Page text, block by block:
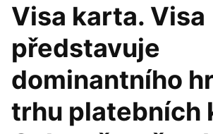
Visa karta. Visa
představuje
dominantního
trhu platebních